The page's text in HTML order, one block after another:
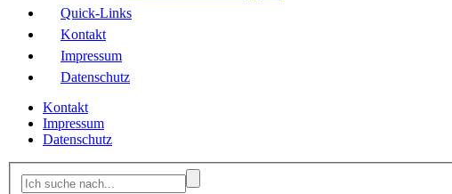
Quick-Links
Kontakt
Impressum
Datenschutz
Kontakt
Impressum
Datenschutz